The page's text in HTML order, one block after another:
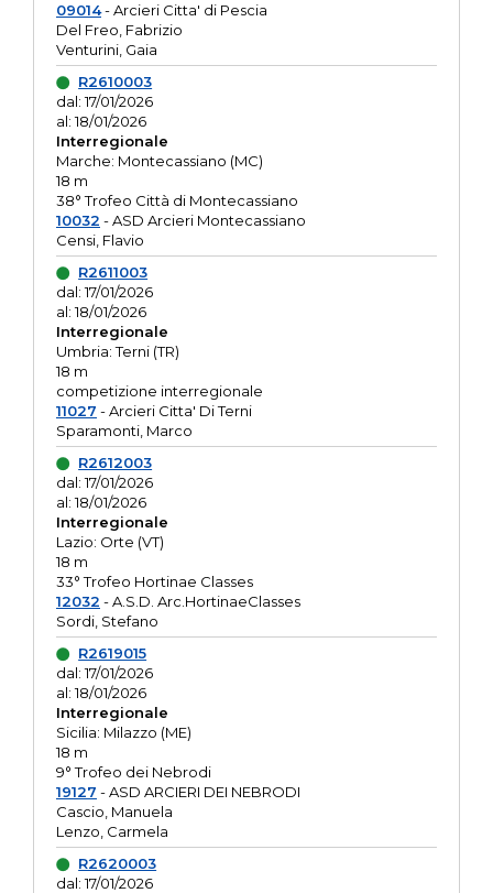
09014- Arcieri Citta' di Pescia
Del Freo, Fabrizio
Venturini, Gaia
R2610003
dal: 17/01/2026
al: 18/01/2026
Interregionale
Marche: Montecassiano (MC)
18 m
38° Trofeo Città di Montecassiano
10032 - ASD Arcieri Montecassiano
Censi, Flavio
R2611003
dal: 17/01/2026
al: 18/01/2026
Interregionale
Umbria: Terni (TR)
18 m
competizione interregionale
11027 - Arcieri Citta' Di Terni
Sparamonti, Marco
R2612003
dal: 17/01/2026
al: 18/01/2026
Interregionale
Lazio: Orte (VT)
18 m
33° Trofeo Hortinae Classes
12032 - A.S.D. Arc.HortinaeClasses
Sordi, Stefano
R2619015
dal: 17/01/2026
al: 18/01/2026
Interregionale
Sicilia: Milazzo (ME)
18 m
9° Trofeo dei Nebrodi
19127 - ASD ARCIERI DEI NEBRODI
Cascio, Manuela
Lenzo, Carmela
R2620003
dal: 17/01/2026